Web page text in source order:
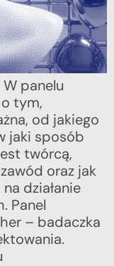
panelu
tym,
od jakiego
jaki sposób
twórcą,
oraz jak
działanie
Panel
– badaczka